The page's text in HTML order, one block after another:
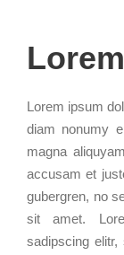
Lorem ipsum
diam nonumy
magna
accusam et
gubergren, no
sit amet.
sadipscing